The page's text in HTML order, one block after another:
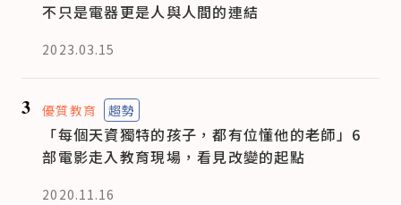
不只是電器更是人與人間的連結
2023.03.15
3 優質教育 趨勢
「每個天資獨特的孩子，都有位懂他的老師」6
部電影走入教育現場，看見改變的起點
2020.11.16